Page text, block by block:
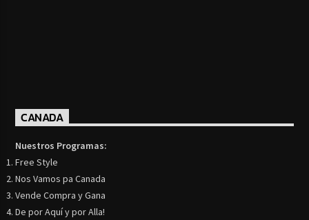
CANADA
Nuestros Programas:
Free Style
Nos Vamos pa Canada
Vende Compra y Gana
De por Aquí y por Alla!